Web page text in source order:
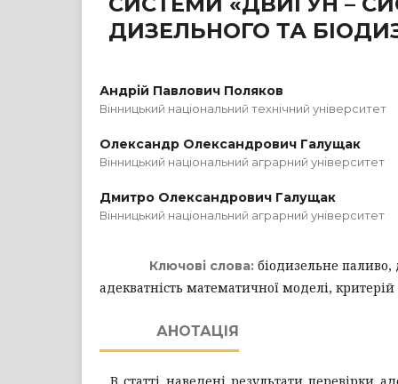
ДИЗЕЛЬНОГО ТА
Андрій Павлович Поляков
Вінницький національний технічний університет
Олександр Олександрович Галущак
Вінницький національний аграрний університет
Дмитро Олександрович Галущак
Вінницький національний аграрний університет
Ключові слова: біодизельне
адекватність математичної моделі,
АНОТАЦІЯ